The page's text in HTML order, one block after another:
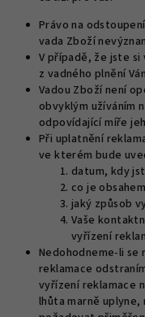
Právo na
vada Zboží
V případě, že jste si
z vadného plnění
Vadou Zboží není
obvyklým užíváním
odpovídající míře
Při uplatnění
ve kterém bude
datum, kdy
co je
jaký způsob
Vaše
vyřízení
Nedohodneme-li se
reklamace
vyřízení reklamace
lhůta marně